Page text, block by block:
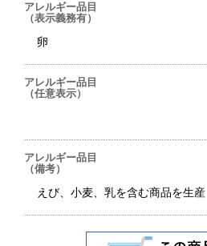
アレルギー品目
（表示義務有）
卵
アレルギー品目
（任意表示）
アレルギー品目
（備考）
えび、小麦、乳を含む商品を生産